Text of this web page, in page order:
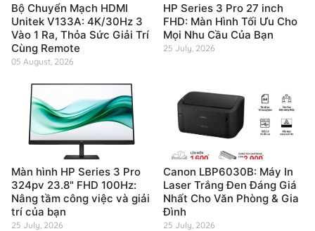
Bộ Chuyển Mạch HDMI
Unitek V133A: 4K/30Hz 3
Vào 1 Ra, Thỏa Sức Giải Trí
Cùng Remote
05 August, 2026
HP Series 3 Pro 27 inch
FHD: Màn Hình Tối Ưu Cho
Mọi Nhu Cầu Của Bạn
25 July, 2026
Màn hình HP Series 3 Pro
324pv 23.8" FHD 100Hz:
Nâng tầm công việc và giải
trí của bạn
25 July, 2026
Canon LBP6030B: Máy In
Laser Trắng Đen Đáng Giá
Nhất Cho Văn Phòng & Gia
Đình
25 July, 2026